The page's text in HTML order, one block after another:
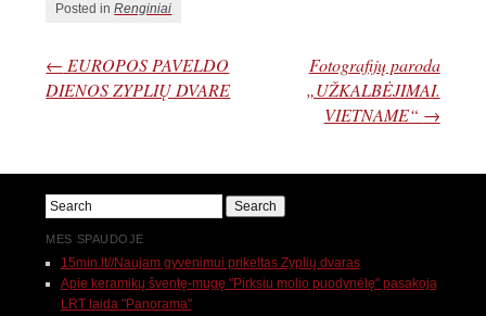
Posted inRenginiai
← EUROPOS PAVELDO
DIENOS ZYPLIŲ DVARE
Fotografijų paroda
„UŽKALBĖJIMAI.
VIETNAME“ →
MES SPAUDOJE
15min.lt//Naujam gyvenimui prikeltas Zyplių dvaras
Apie keramikų šventę-mugę "Pirksiu molio puodynėlę" pasakoja
LRT laida "Panorama"